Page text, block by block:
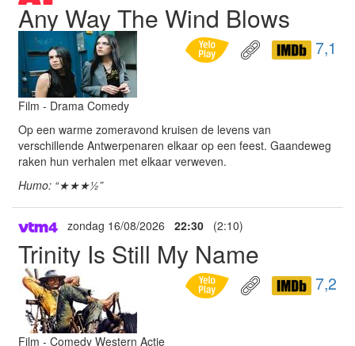
Any Way The Wind Blows
7,1
Film - Drama Comedy
Op een warme zomeravond kruisen de levens van
verschillende Antwerpenaren elkaar op een feest. Gaandeweg
raken hun verhalen met elkaar verweven.
Humo: “★★★½”
zondag 16/08/2026 22:30 (2:10)
Trinity Is Still My Name
7,2
Film - Comedy Western Actie